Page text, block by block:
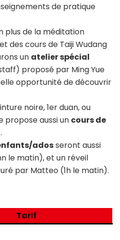
de pratique
plus de la méditation
des cours de Taiji Wudang
un atelier spécial
proposé par Ming Yue
opportunité de découvrir
noire, 1er duan, ou
propose aussi un cours de
adosseront aussi
le matin), et un réveil
par Matteo (1h le matin).
Tarif